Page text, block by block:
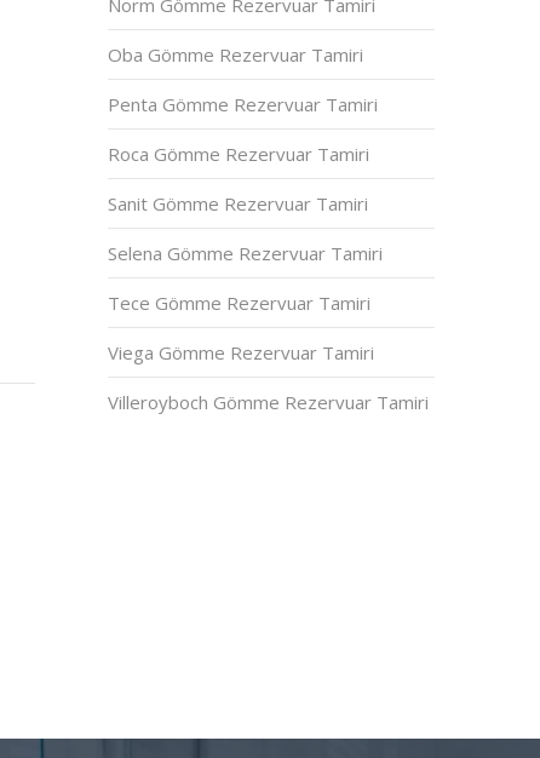
Norm Gömme Rezervuar Tamiri
Oba Gömme Rezervuar Tamiri
Penta Gömme Rezervuar Tamiri
Roca Gömme Rezervuar Tamiri
Sanit Gömme Rezervuar Tamiri
Selena Gömme Rezervuar Tamiri
Tece Gömme Rezervuar Tamiri
Viega Gömme Rezervuar Tamiri
Villeroyboch Gömme Rezervuar Tamiri